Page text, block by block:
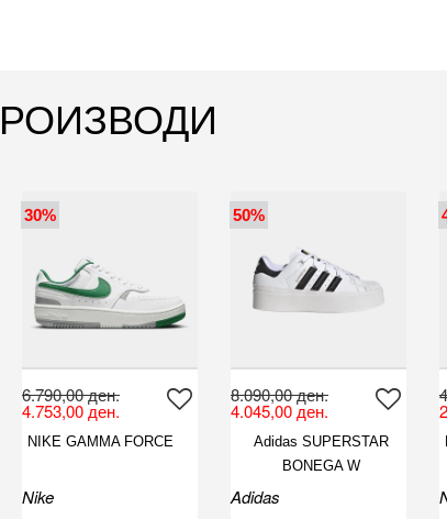
30%
6.790,00 ден.
4.753,00 ден.
NIKE GAMMA FORCE
Nike
50%
8.090,00 ден.
4.045,00 ден.
Adidas SUPERSTAR
BONEGA W
Adidas